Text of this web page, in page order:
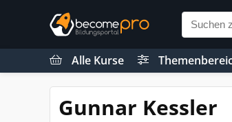
Alle Kurse
Gunnar Kessler